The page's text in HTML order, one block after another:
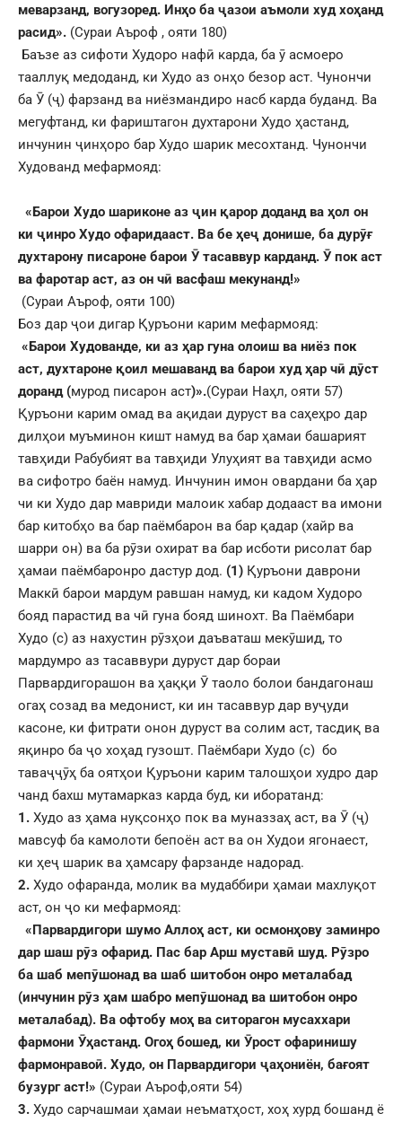
меварзанд, вогузоред. Инҳо ба ҷазои аъмоли худ хоҳанд
расид». (Сураи Аъроф , ояти 180)
Баъзе аз сифоти Худоро нафӣ карда, ба ӯ асмоеро
тааллуқ медоданд, ки Худо аз онҳо безор аст. Чунончи
ба Ӯ (ҷ) фарзанд ва ниёзмандиро насб карда буданд. Ва
мегуфтанд, ки фариштагон духтарони Худо ҳастанд,
инчунин ҷинҳоро бар Худо шарик месохтанд. Чунончи
Худованд мефармояд:
«Барои Худо шариконе аз ҷин қарор доданд ва ҳол он
ки ҷинро Худо офаридааст. Ва бе ҳеҷ донише, ба дурӯғ
духтарону писароне барои Ӯ тасаввур карданд. Ӯ пок аст
ва фаротар аст, аз он чӣ васфаш мекунанд!»
(Сураи Аъроф, ояти 100)
Боз дар ҷои дигар Қуръони карим мефармояд:
«Барои Худованде, ки аз ҳар гуна олоиш ва ниёз пок
аст, духтароне қоил мешаванд ва барои худҳар чӣ дӯст
доранд (мурод писарон аст)».(Сураи Наҳл, ояти 57)
Қуръони карим омад ва ақидаи дуруст ва саҳеҳро дар
дилҳои муъминон кишт намуд ва бар ҳамаи башарият
тавҳиди Рабубият ва тавҳиди Улуҳият ва тавҳиди асмо
ва сифотро баён намуд. Инчунин имон овардани ба ҳар
чи ки Худо дар мавриди малоик хабар додааст ва имони
бар китобҳо ва бар паёмбарон ва бар қадар (хайр ва
шарри он) ва ба рӯзи охират ва бар исботи рисолат бар
ҳамаи паёмбаронро дастур дод. (1) Қуръони даврони
Маккӣ барои мардум равшан намуд, ки кадом Худоро
бояд парастид ва чӣ гуна бояд шинохт. Ва Паёмбари
Худо (с) аз нахустин рӯзҳои даъваташ мекӯшид, то
мардумро аз тасаввури дуруст дар бораи
Парвардигорашон ва ҳаққи Ӯ таоло болои бандагонаш
огаҳ созад ва медонист, ки ин тасаввур дар вуҷуди
касоне, ки фитрати онон дуруст ва солим аст, тасдиқ ва
яқинро ба ҷо хоҳад гузошт. Паёмбари Худо (с) бо
таваҷҷӯҳ ба оятҳои Қуръони карим талошҳои худро дар
чанд бахш мутамарказ карда буд, ки иборатанд:
1. Худо аз ҳама нуқсонҳо пок ва муназзаҳ аст, ва Ӯ (ҷ)
мавсуф ба камолоти бепоён аст ва он Худои ягонаест,
ки ҳеҷ шарик ва ҳамсару фарзанде надорад.
2. Худо офаранда, молик ва мудаббири ҳамаи махлуқот
аст, он ҷо ки мефармояд:
«Парвардигори шумо Аллоҳ аст, ки осмонҳову заминро
дар шаш рӯз офарид. Пас бар Арш муставӣ шуд. Рӯзро
ба шаб мепӯшонад ва шаб шитобон онро металабад
(инчунин рӯз ҳам шабро мепӯшонад ва шитобон онро
металабад). Ва офтобу моҳ ва ситорагон мусаххари
фармони Ӯҳастанд. Огоҳ бошед, ки Ӯрост офаринишу
фармонравоӣ. Худо, он Парвардигори ҷаҳониён, бағоят
бузург аст!» (Сураи Аъроф,ояти 54)
3. Худо сарчашмаи ҳамаи неъматҳост, хоҳ хурд бошанд ё